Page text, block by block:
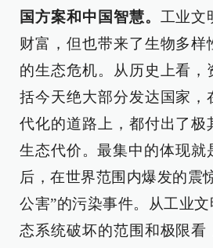
国方案和中国智慧。 工业文
财富，但也带来了生物多样
的生态危机。从历史上看，
括今天绝大部分发达国家，
代化的道路上，都付出了极
生态代价。最集中的体现就
后，在世界范围内爆发的震
公害”的污染事件。从工业
态系统破坏的范围和极限看